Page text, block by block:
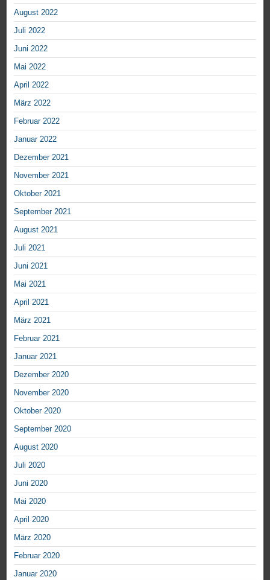
August 2022
Juli 2022
Juni 2022
Mai 2022
April 2022
März 2022
Februar 2022
Januar 2022
Dezember 2021
November 2021
Oktober 2021
September 2021
August 2021
Juli 2021
Juni 2021
Mai 2021
April 2021
März 2021
Februar 2021
Januar 2021
Dezember 2020
November 2020
Oktober 2020
September 2020
August 2020
Juli 2020
Juni 2020
Mai 2020
April 2020
März 2020
Februar 2020
Januar 2020